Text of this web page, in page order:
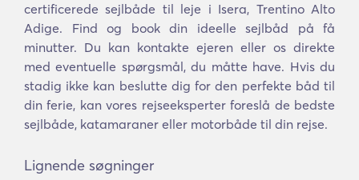
certificerede sejlbåde til leje i Isera, Trentino Alto
Adige. Find og book din ideelle sejlbåd på få
minutter. Du kan kontakte ejeren eller os direkte
med eventuelle spørgsmål, du måtte have. Hvis du
stadig ikke kan beslutte dig for den perfekte båd til
din ferie, kan vores rejseeksperter foreslå de bedste
sejlbåde, katamaraner eller motorbåde til din rejse.
Lignende søgninger